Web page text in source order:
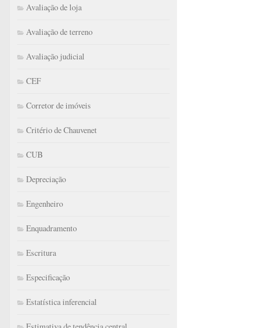
Avaliação de loja
Avaliação de terreno
Avaliação judicial
CEF
Corretor de imóveis
Critério de Chauvenet
CUB
Depreciação
Engenheiro
Enquadramento
Escritura
Especificação
Estatística inferencial